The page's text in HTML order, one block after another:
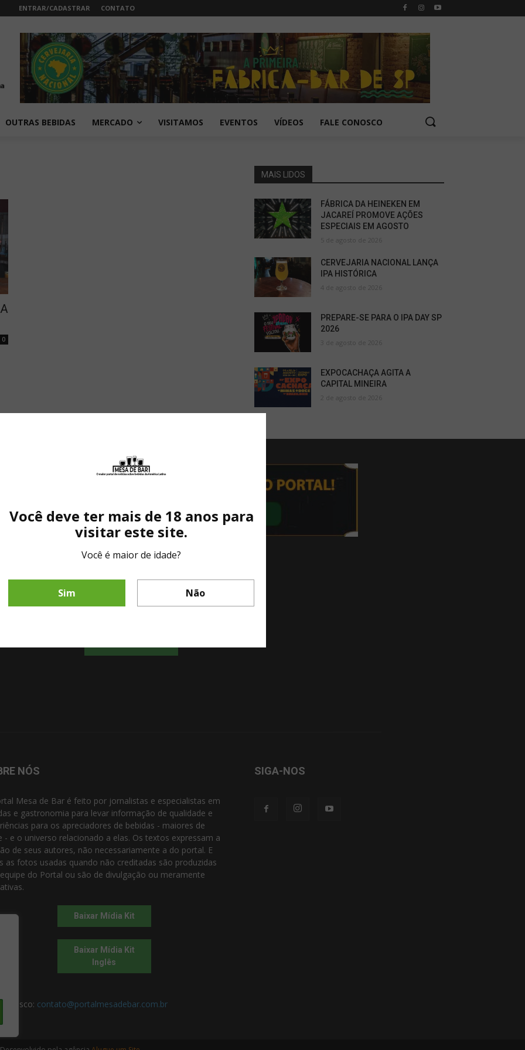
ENTRAR/CADASTRAR CONTATO
OUTRAS BEBIDAS MERCADO VISITAMOS EVENTOS VÍDEOS FALE CONOSCO
0
MAIS LIDOS
FÁBRICA DA HEINEKEN EM
JACAREÍ PROMOVE AÇÕES
ESPECIAIS EM AGOSTO
5 de agosto de 2026
CERVEJARIA NACIONAL LANÇA
IPA HISTÓRICA
4 de agosto de 2026
PREPARE-SE PARA O IPA DAY SP
2026
3 de agosto de 2026
EXPOCACHAÇA AGITA A
CAPITAL MINEIRA
2 de agosto de 2026
Fale diretamente com nosso representante comercial por whatsapp.
Você deve ter mais de 18 anos para
visitar este site.
Você é maior de idade?
Sim Não
NÓS
Mesa de Bar é feito por jornalistas e especialistas em
e gastronomia para levar informação de qualidade e
para os apreciadores de bebidas - maiores de
- e o universo relacionado a elas. Os textos expressam a
de seus autores, não necessariamente a do portal. E
as fotos usadas quando não creditadas são produzidas
do Portal ou são de divulgação ou meramente
Baixar Mídia Kit
Baixar Mídia Kit
Inglês
contato@portalmesadebar.com.br
SIGA-NOS